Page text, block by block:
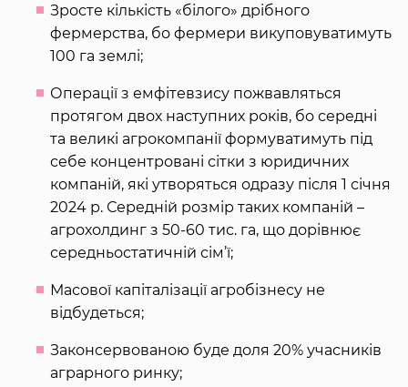
Зросте кількість «білого» дрібного
фермерства, бо фермери викуповуватимуть
100 га землі;
Операції з емфітевзису пожвавляться
протягом двох наступних років, бо середні
та великі агрокомпанії формуватимуть під
себе концентровані сітки з юридичних
компаній, які утворяться одразу після 1 січня
2024 р. Середній розмір таких компаній –
агрохолдинг з 50-60 тис. га, що дорівнює
середньостатичній сім’ї;
Масової капіталізації агробізнесу не
відбудеться;
Законсервованою буде доля 20% учасників
аграрного ринку;